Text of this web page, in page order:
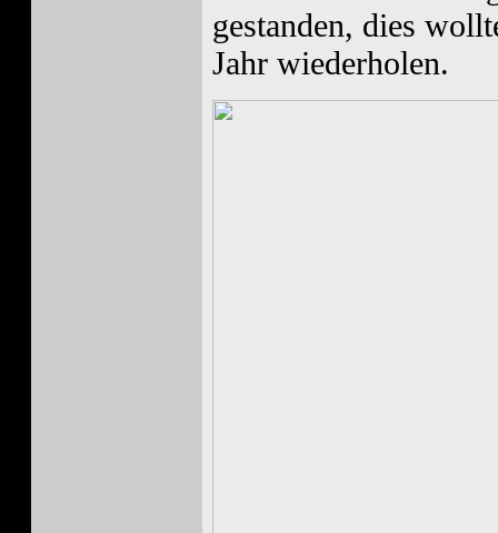
gestanden, dies
Jahr wiederholen.